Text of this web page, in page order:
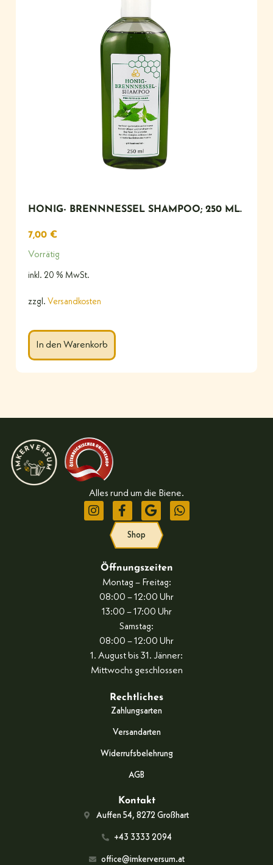
HONIG- BRENNNESSEL SHAMPOO; 250 ML.
7,00 €
Vorrätig
inkl. 20 % MwSt.
zzgl. Versandkosten
In den Warenkorb
Alles rund um die Biene.
Shop
Öffnungszeiten
Montag – Freitag:
08:00 – 12:00 Uhr
13:00 – 17:00 Uhr
Samstag:
08:00 – 12:00 Uhr
1. August bis 31. Jänner:
Mittwochs geschlossen
Rechtliches
Zahlungsarten
Versandarten
Widerrufsbelehrung
AGB
Kontakt
Auffen 54, 8272 Großhart
+43 3333 2094
office@imkerversum.at